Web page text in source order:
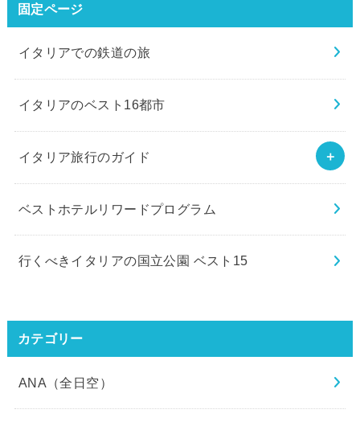
固定ページ
イタリアでの鉄道の旅
イタリアのベスト16都市
イタリア旅行のガイド
ベストホテルリワードプログラム
行くべきイタリアの国立公園 ベスト15
カテゴリー
ANA（全日空）